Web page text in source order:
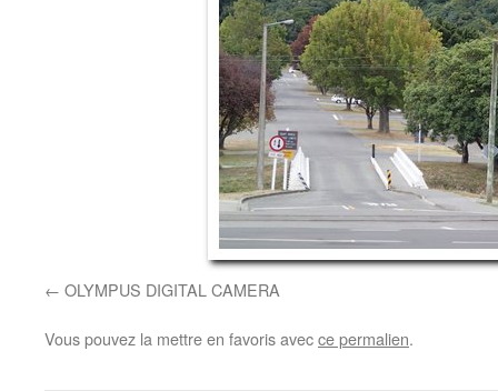
OLYMPUS DIGITAL CAMERA
Vous pouvez la mettre en favoris avecce permalien.